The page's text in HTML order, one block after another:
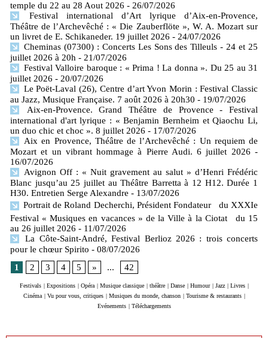
temple du 22 au 28 Aout 2026 - 26/07/2026
Festival international d’Art lyrique d’Aix-en-Provence,
Théâtre de l’Archevêché : « Die Zauberflöte », W. A. Mozart sur
un livret de E. Schikaneder. 19 juillet 2026 - 24/07/2026
Cheminas (07300) : Concerts Les Sons des Tilleuls - 24 et 25
juillet 2026 à 20h - 21/07/2026
Festival Valloire baroque : « Prima ! La donna ». Du 25 au 31
juillet 2026 - 20/07/2026
Le Poët-Laval (26), Centre d’art Yvon Morin : Festival Classic
au Jazz, Musique Française. 7 août 2026 à 20h30 - 19/07/2026
Aix-en-Provence. Grand Théâtre de Provence - Festival
international d'art lyrique : « Benjamin Bernheim et Qiaochu Li,
un duo chic et choc ». 8 juillet 2026 - 17/07/2026
Aix en Provence, Théâtre de l’Archevêché : Un requiem de
Mozart et un vibrant hommage à Pierre Audi. 6 juillet 2026 -
16/07/2026
Avignon Off : « Nuit gravement au salut » d’Henri Frédéric
Blanc jusqu’au 25 juillet au Théâtre Barretta à 12 H12. Durée 1
H30. Entretien Serge Alexandre - 13/07/2026
Portrait de Roland Decherchi, Président Fondateur du XXXIe
Festival « Musiques en vacances » de la Ville à la Ciotat du 15
au 26 juillet 2026 - 11/07/2026
La Côte-Saint-André, Festival Berlioz 2026 : trois concerts
pour le chœur Spirito - 08/07/2026
1
2 3 4 5 » ... 42
Festivals | Expositions | Opéra | Musique classique | théâtre | Danse | Humour | Jazz | Livres |
Cinéma | Vu pour vous, critiques | Musiques du monde, chanson | Tourisme & restaurants |
Evénements | Téléchargements